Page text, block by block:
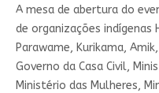
A mesa de abertura do
de organizações indígenas
Parawame, Kurikama,
Governo da Casa Civil,
Ministério das Mulheres,